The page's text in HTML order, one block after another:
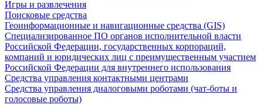
Игры и развлечения
Поисковые средства
Геоинформационные и навигационные средства (GIS)
Специализированное ПО органов исполнительной власти
Российской Федерации, государственных корпораций,
компаний и юридических лиц с преимущественным участием
Российской Федерации для внутреннего использования
Средства управления контактными центрами
Средства управления диалоговыми роботами (чат-боты и
голосовые роботы)